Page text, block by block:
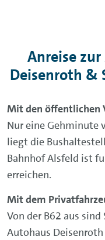
Anreise
Deisenroth &
Mit den öffentlichen
Nur eine Gehminute
liegt die
Bahnhof Alsfeld ist
erreichen.
Mit dem
Von der B62 aus
Autohaus Deisenroth